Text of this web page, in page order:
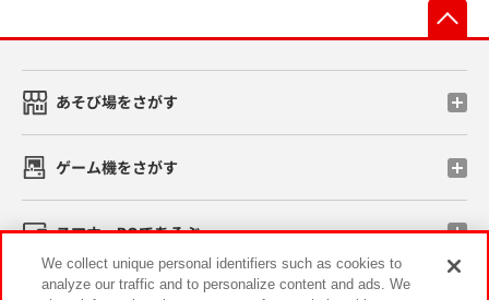
あそび場をさがす
ゲーム機をさがす
スマホ・PCであそぶ
We collect unique personal identifiers such as cookies to
analyze our traffic and to personalize content and ads. We